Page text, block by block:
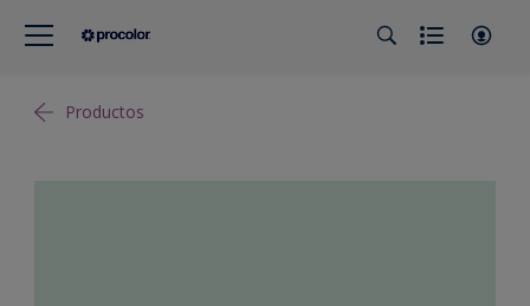
Productos